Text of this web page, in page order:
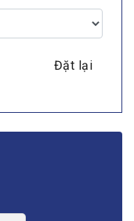
Đặt lại